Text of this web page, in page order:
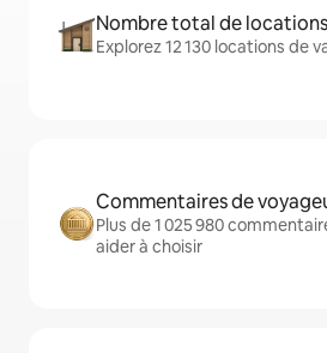
Nombre total de
Explorez 12 130 locations de
Commentaires de
Plus de 1 025 980
aider à choisir